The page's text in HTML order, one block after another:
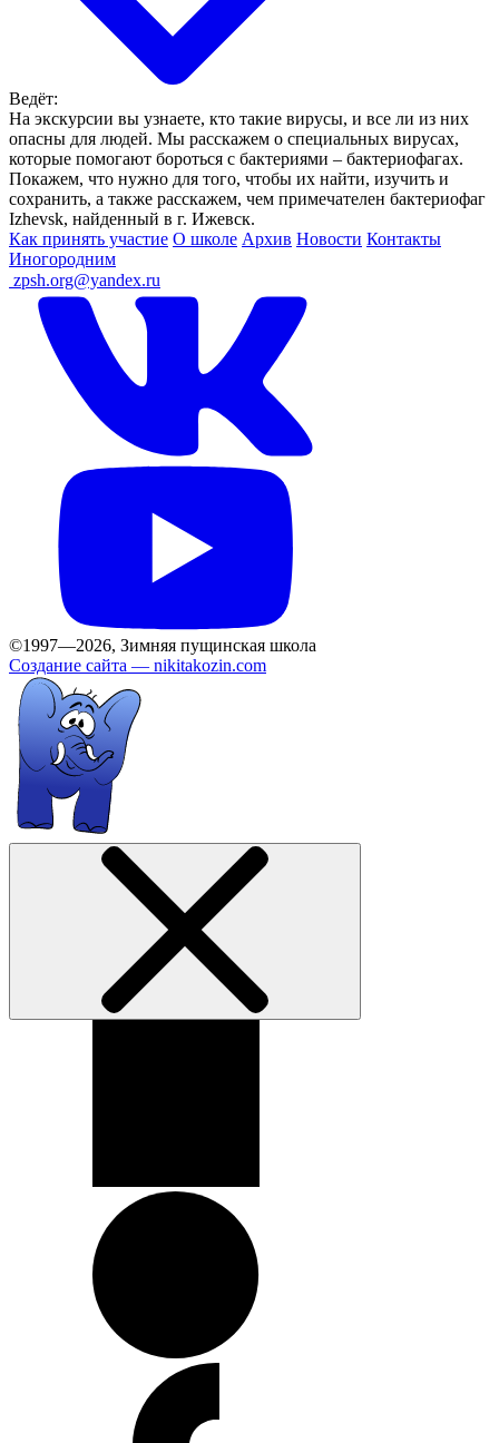
Ведёт:
На экскурсии вы узнаете, кто такие вирусы, и все ли из них
опасны для людей. Мы расскажем о специальных вирусах,
которые помогают бороться с бактериями – бактериофагах.
Покажем, что нужно для того, чтобы их найти, изучить и
сохранить, а также расскажем, чем примечателен бактериофаг
Izhevsk, найденный в г. Ижевск.
Как принять участие О школе Архив Новости Контакты
Иногородним
zpsh.org@yandex.ru
©1997—2026, Зимняя пущинская школа
Создание сайта — nikitakozin.com